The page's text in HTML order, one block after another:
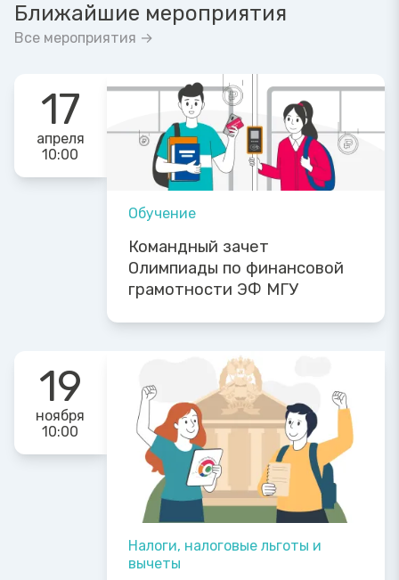
Ближайшие мероприятия
Все мероприятия →
17
апреля
10:00
Обучение
Командный зачет
Олимпиады по финансовой
грамотности ЭФ МГУ
19
ноября
10:00
Налоги, налоговые льготы и
вычеты